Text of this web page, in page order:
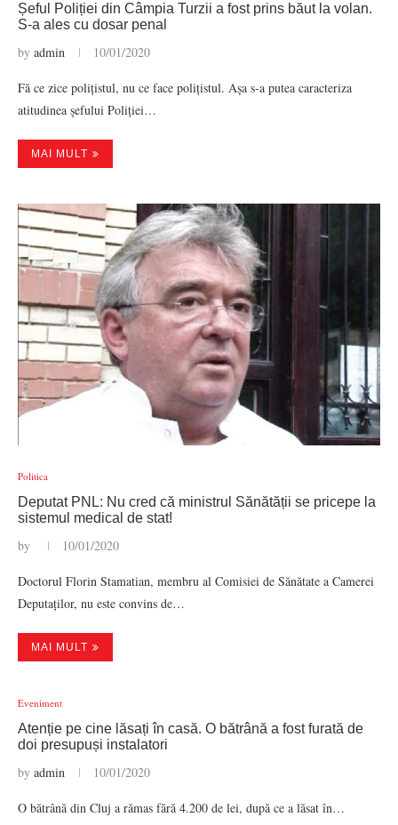
Șeful Poliției din Câmpia Turzii a fost prins băut la volan.
S-a ales cu dosar penal
by admin 10/01/2020
Fă ce zice polițistul, nu ce face polițistul. Așa s-a putea caracteriza
atitudinea șefului Poliției…
MAI MULT
Politica
Deputat PNL: Nu cred că ministrul Sănătății se pricepe la
sistemul medical de stat!
by 10/01/2020
Doctorul Florin Stamatian, membru al Comisiei de Sănătate a Camerei
Deputaților, nu este convins de…
MAI MULT
Eveniment
Atenție pe cine lăsați în casă. O bătrână a fost furată de
doi presupuși instalatori
by admin 10/01/2020
O bătrână din Cluj a rămas fără 4.200 de lei, după ce a lăsat în…